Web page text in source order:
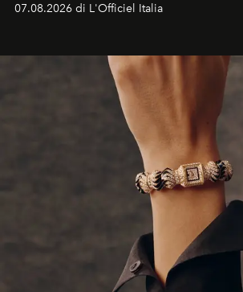
07.08.2026 di L'Officiel Italia